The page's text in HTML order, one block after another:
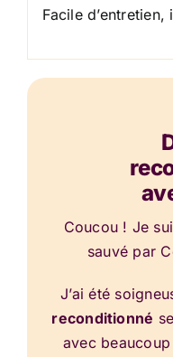
Facile
Coucou ! Je
sauvé par
J’ai été
reconditionné
avec